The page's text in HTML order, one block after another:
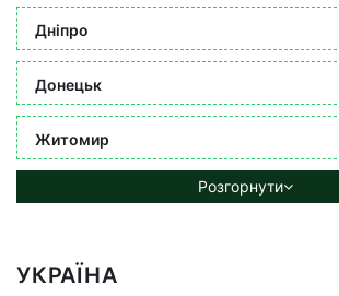
Дніпро
Донецьк
Житомир
Розгорнути
УКРАЇНА